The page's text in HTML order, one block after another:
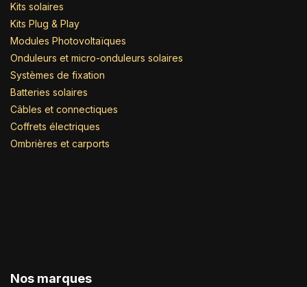
Kits solaires
Kits Plug & Play
Modules Photovoltaïques
Onduleurs et micro-onduleurs solaires
Systèmes de fixation
Batteries solaires
Câbles et connectiques
Coffrets électriques
Ombrières et carports
Nos marques